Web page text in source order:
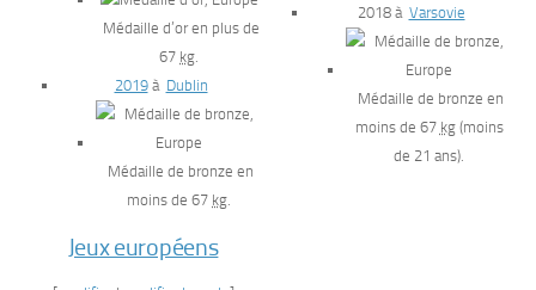
Médaille d’or en plus de
67 kg
2019à Dublin
Médaille de bronze en
moins de 67 kg
Jeux européens
2018 à Varsovie
Médaille de bronze en
moins de 67 kg(moins
de 21 ans).